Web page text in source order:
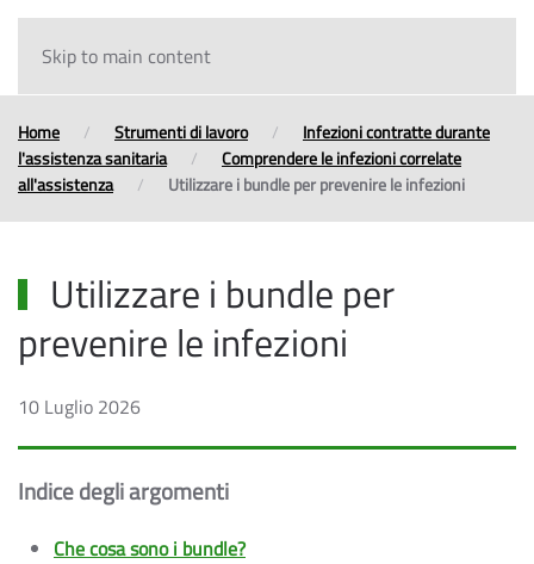
Skip to main content
Home Strumenti di lavoro
Infezioni contratte durante
l'assistenza sanitaria
Comprendere le infezioni correlate
all'assistenza
Utilizzare i bundle per prevenire le infezioni
Utilizzare i bundle per
prevenire le infezioni
10 Luglio 2026
Indice degli argomenti
Che cosa sono i bundle?